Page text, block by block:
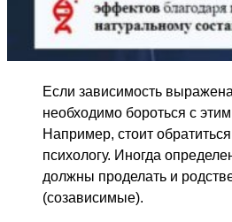
Если зависимость
необходимо бороться с
Например, стоит обратиться
психологу. Иногда
должны проделать и
(созависимые).